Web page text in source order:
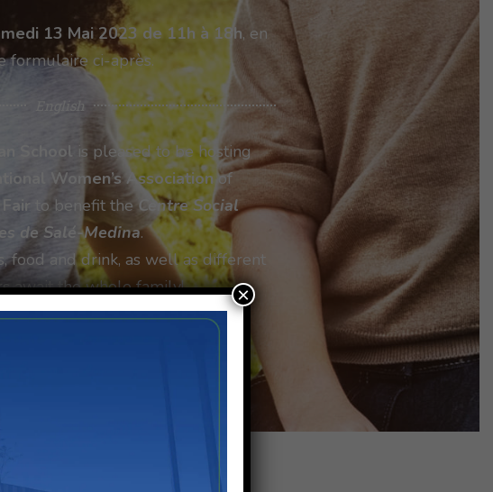
13 Mai 2023 de 11h à 18h, en
formulaire ci-après.
English
School is pleased to be hosting
Women’s Associationof
to benefit theCentre Social
de Salé-Medina.
food and drink, as well as different
await the whole family!
us onMay 13th, 2023 from
×